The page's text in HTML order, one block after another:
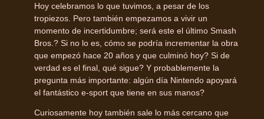
Hoy celebramos lo que tuvimos, a pesar de los
tropiezos. Pero también empezamos a vivir un
momento de incertidumbre; será este el último Smash
Bros.? Si no lo es, cómo se podría incrementar la obra
que empezó hace 20 años y que culminó hoy? Si de
verdad es el final, qué sigue? Y probablemente la
pregunta más importante: algún día Nintendo apoyará
el fantástico e-sport que tiene en sus manos?
Curiosamente hoy también sale lo más cercano que